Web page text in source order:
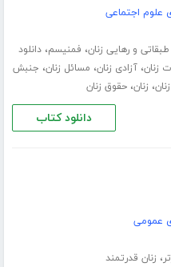
علوم اجتماعی
طبقاتی و رهایی زنان، فمنیسم،دانلود
زنان،آزادی زنان، مسائل زنان، جنبش
، زنان،حقوق زنان
دانلود کتاب
عمومی
، زنان قدرتمند